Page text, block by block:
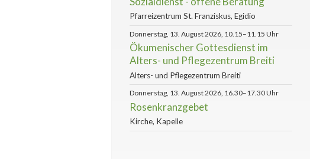
Pfarreizentrum St. Franziskus, Egidio
Donnerstag, 13. August 2026, 10.15–11.15 Uhr
Ökumenischer Gottesdienst im
Alters- und Pflegezentrum Breiti
Alters- und Pflegezentrum Breiti
Donnerstag, 13. August 2026, 16.30–17.30 Uhr
Rosenkranzgebet
Kirche, Kapelle